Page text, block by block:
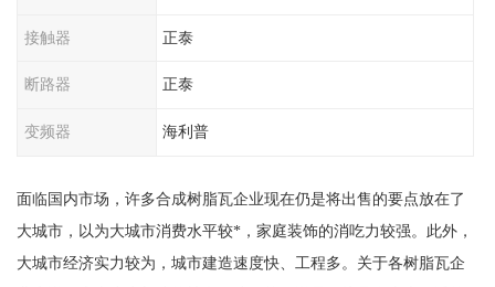
接触器 正泰
断路器 正泰
变频器 海利普
面临国内市场，许多合成树脂瓦企业现在仍是将出售的要点放在了
大城市，以为大城市消费水平较*，家庭装饰的消吃力较强。此外，
大城市经济实力较为，城市建造速度快、工程多。关于各树脂瓦企